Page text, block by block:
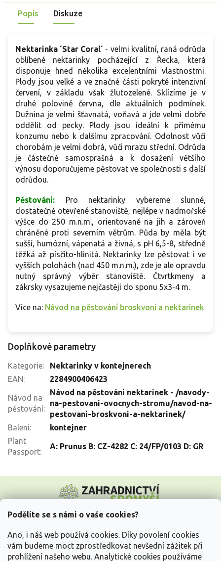
Podělíte se s námi o vaše cookies?
Ano, i náš web používá cookies. Díky povolení cookies
vám budeme moct zprostředkovat nevšední zážitek při
prohlížení našeho webu. Analytické cookies používáme
Popis Diskuze
Nektarinka ´Star Coral´ - velmi kvalitní, raná odrůda
oblíbené nektarinky pocházející z Řecka, která
disponuje hned několika excelentními vlastnostmi.
Plody jsou velké a ve značné části pokryté intenzivní
červení, v základu však žlutozelené. Sklízíme je v
druhé polovině června, dle aktuálních podmínek.
Dužnina je velmi šťavnatá, voňavá a jde velmi dobře
oddělit od pecky. Plody jsou ideální k přímému
konzumu nebo k dalšímu zpracování. Odolnost vůči
chorobám je velmi dobrá, vůči mrazu střední. Odrůda
je částečně samosprašná a k dosažení většího
výnosu doporučujeme pěstovat ve společnosti s další
odrůdou.
Pěstování: Pro nektarinky vybereme slunné,
dostatečně otevřené stanoviště, nejlépe v nadmořské
výšce do 250 m.n.m., orientované na jih a zároveň
chráněné proti severním větrům. Půda by měla být
sušší, humózní, vápenatá a živná, s pH 6,5-8, středně
těžká až písčito-hlinitá. Nektarinky lze pěstovat i ve
vyšších polohách (nad 450 m.n.m.), zde je ale opravdu
nutný správný výběr stanoviště. Čtvrtkmeny a
zákrsky vysazujeme nejčastěji do sponu 5x3-4 m.
Více na: Návod na pěstování broskvoní a nektarinek
Doplňkové parametry
Kategorie:
Nektarinky v kontejnerech
EAN: 2284900406423
Návod na
pěstování:
Návod na pěstování nektarinek - /navody-
na-pestovani-ovocnych-stromu/navod-na-
pestovani-broskvoni-a-nektarinek/
Balení:
kontejner
Plant
Passport:
A: Prunus B: CZ-4282 C: 24/FP/0103 D: GR
p
Vše o nákupu
Informace pro Vás